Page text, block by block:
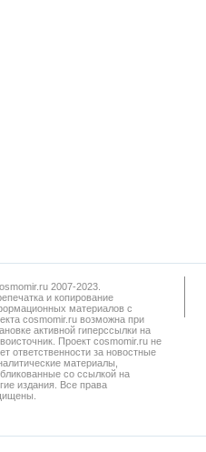
2007-2023.
и копирование
материалов с
cosmomir.ru возможна при
активной гиперссылки на
Проект cosmomir.ru не
ответственности за новостные
материалы,
со ссылкой на
издания. Все права